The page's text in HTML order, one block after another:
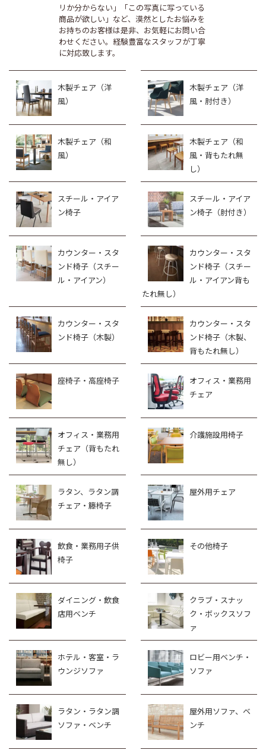
リか分からない」「この写真に写っている
商品が欲しい」など、漠然としたお悩みを
お持ちのお客様は是非、お気軽にお問い合
わせください。経験豊富なスタッフが丁寧
に対応致します。
木製チェア（洋
風）
木製チェア（洋
風・肘付き）
木製チェア（和
風）
木製チェア（和
風・背もたれ無
し）
スチール・アイア
ン椅子
スチール・アイア
ン椅子（肘付き）
カウンター・スタ
ンド椅子（スチー
ル・アイアン）
カウンター・スタ
ンド椅子（スチー
ル・アイアン背も
たれ無し）
カウンター・スタ
ンド椅子（木製）
カウンター・スタ
ンド椅子（木製、
背もたれ無し）
座椅子・高座椅子
オフィス・業務用
チェア
オフィス・業務用
チェア（背もたれ
無し）
介護施設用椅子
ラタン、ラタン調
チェア・籐椅子
屋外用チェア
飲食・業務用子供
椅子
その他椅子
ダイニング・飲食
店用ベンチ
クラブ・スナッ
ク・ボックスソフ
ァ
ホテル・客室・ラ
ウンジソファ
ロビー用ベンチ・
ソファ
ラタン・ラタン調
ソファ・ベンチ
屋外用ソファ、ベ
ンチ